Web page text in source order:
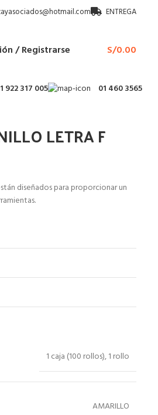
ENTREGA
/ Registrarse S/0.00
922 317 005
01 460 3565
LETRA F
diseñados para proporcionar un
1 caja (100 rollos), 1 rollo
AMARILLO